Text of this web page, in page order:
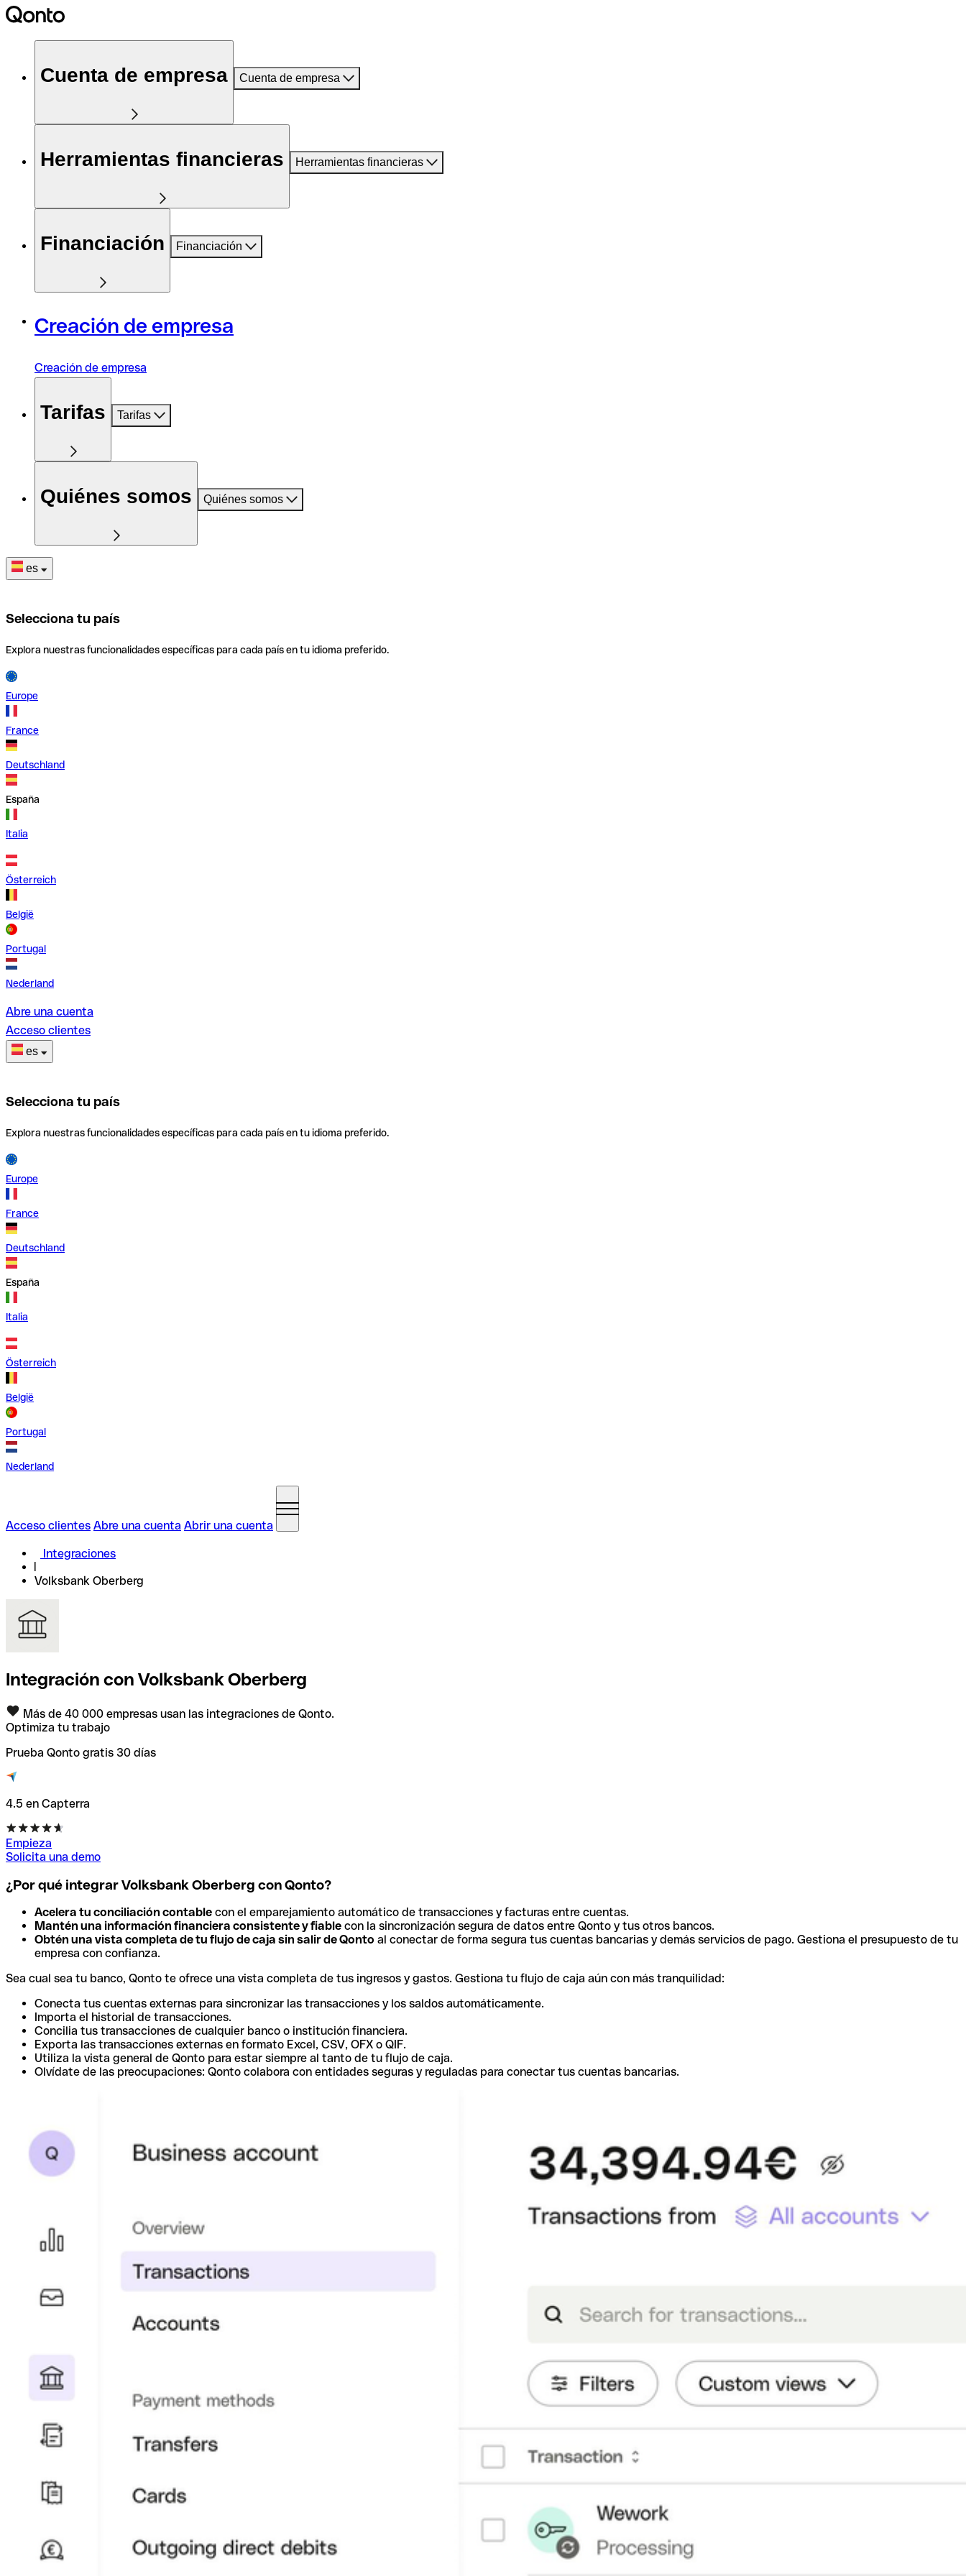
Cuenta de empresa Cuenta de empresa
Herramientas financieras Herramientas financieras
Financiación Financiación
Creación de empresa
Creación de empresa
Tarifas Tarifas
Quiénes somos Quiénes somos
es
Selecciona tu país
Explora nuestras funcionalidades específicas para cada país en tu idioma preferido.
Europe
France
Deutschland
España
Italia
Österreich
België
Portugal
Nederland
Abre una cuenta
Acceso clientes
es
Selecciona tu país
Explora nuestras funcionalidades específicas para cada país en tu idioma preferido.
Europe
France
Deutschland
España
Italia
Österreich
België
Portugal
Nederland
Acceso clientes Abre una cuenta Abrir una cuenta
Integraciones
Volksbank Oberberg
Integración con Volksbank Oberberg
Más de 40 000 empresas usan las integraciones de Qonto.
Optimiza tu trabajo
Prueba Qonto gratis 30 días
4.5 en Capterra
Empieza
Solicita una demo
¿Por qué integrar Volksbank Oberberg con Qonto?
Acelera tu conciliación contable con el emparejamiento automático de transacciones y facturas entre cuentas.
Mantén una información financiera consistente y fiable con la sincronización segura de datos entre Qonto y tus otros bancos.
Obtén una vista completa de tu flujo de caja sin salir de Qonto al conectar de forma segura tus cuentas bancarias y demás servicios de pago. Gestiona el presupuesto de tu
empresa con confianza.
Sea cual sea tu banco, Qonto te ofrece una vista completa de tus ingresos y gastos. Gestiona tu flujo de caja aún con más tranquilidad:
Conecta tus cuentas externas para sincronizar las transacciones y los saldos automáticamente.
Importa el historial de transacciones.
Concilia tus transacciones de cualquier banco o institución financiera.
Exporta las transacciones externas en formato Excel, CSV, OFX o QIF.
Utiliza la vista general de Qonto para estar siempre al tanto de tu flujo de caja.
Olvídate de las preocupaciones: Qonto colabora con entidades seguras y reguladas para conectar tus cuentas bancarias.